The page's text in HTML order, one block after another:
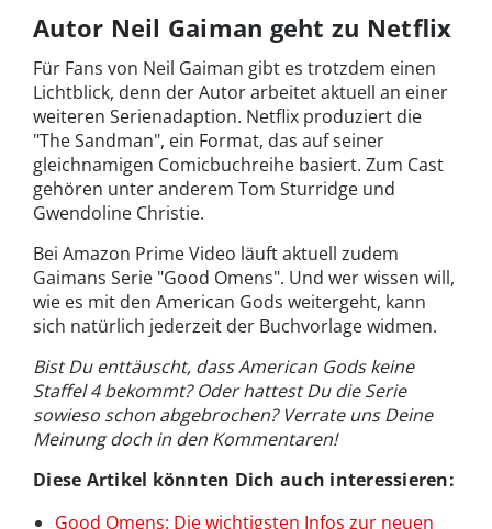
Autor Neil Gaiman geht zu Netflix
Für Fans von Neil Gaiman gibt es trotzdem einen
Lichtblick, denn der Autor arbeitet aktuell an einer
weiteren Serienadaption. Netflix produziert die
"The Sandman", ein Format, das auf seiner
gleichnamigen Comicbuchreihe basiert. Zum Cast
gehören unter anderem Tom Sturridge und
Gwendoline Christie.
Bei Amazon Prime Video läuft aktuell zudem
Gaimans Serie "Good Omens". Und wer wissen will,
wie es mit den American Gods weitergeht, kann
sich natürlich jederzeit der Buchvorlage widmen.
Bist Du enttäuscht, dass American Gods keine
Staffel 4 bekommt? Oder hattest Du die Serie
sowieso schon abgebrochen? Verrate uns Deine
Meinung doch in den Kommentaren!
Diese Artikel könnten Dich auch interessieren:
Good Omens: Die wichtigsten Infos zur neuen